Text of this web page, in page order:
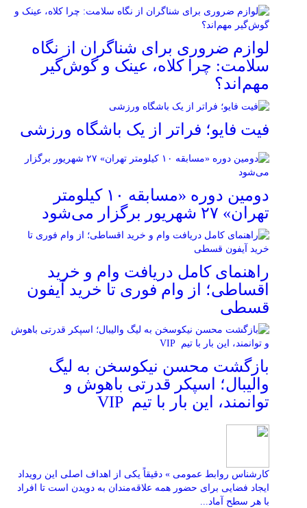
لوازم ضروری برای شناگران از نگاه
سلامت: چرا کلاه، عینک و گوش‌گیر
مهم‌اند؟
فیت ‌فایو؛ فراتر از یک باشگاه ورزشی
دومین دوره «مسابقه ۱۰ کیلومتر
تهران» ۲۷ شهریور برگزار می‌شود
راهنمای کامل دریافت وام و خرید
اقساطی؛ از وام فوری تا خرید آیفون
قسطی
بازگشت محسن نیکوسخن به لیگ
والیبال؛ اسپکر قدرتی باهوش و
توانمند، این بار با تیم VIP
کارشناس روابط عمومی » دقیقاً یکی از اهداف اصلی این رویداد
ایجاد فضایی برای حضور همه علاقه‌مندان به دویدن است تا افراد
با هر سطح آماد...